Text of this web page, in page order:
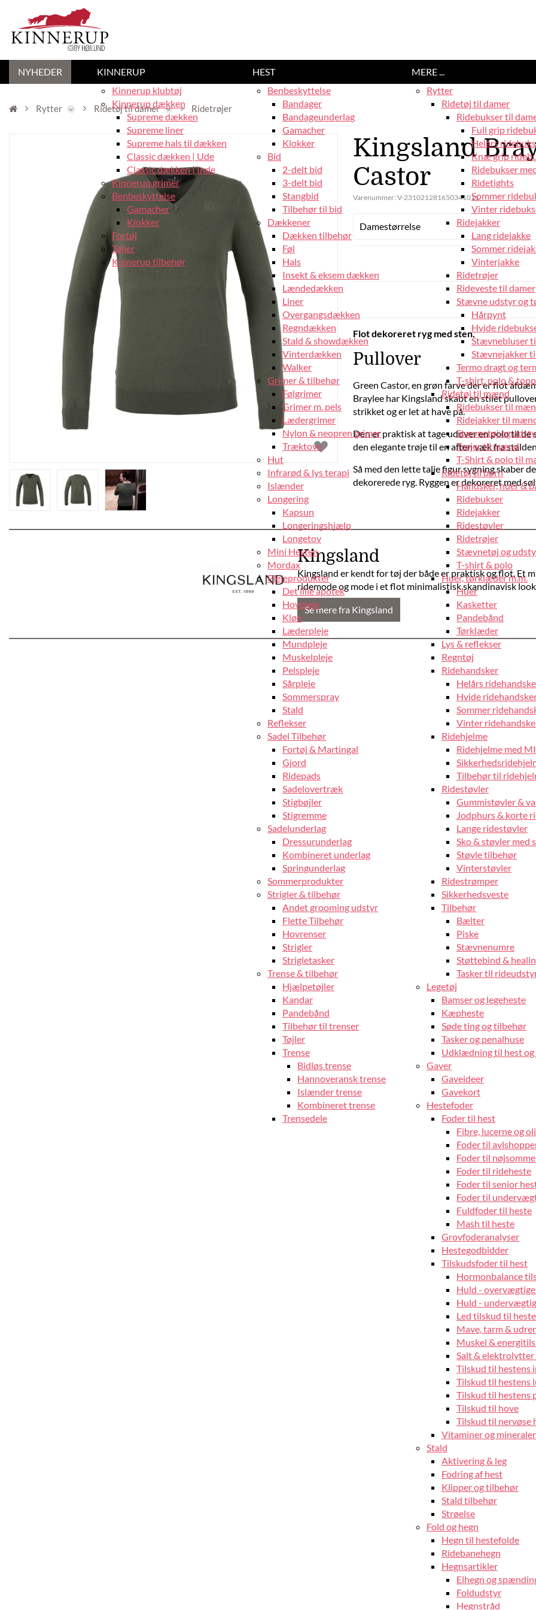
NYHEDER
KINNERUP
Kinnerup klubtøj
Kinnerup dækken
Supreme dækken
Supreme liner
Supreme hals til dækken
Classic dækken | Ude
Classic dækken | Inde
Kinnerup grimer
Benbeskyttelse
Gamacher
Klokker
Fortøj
Tøjler
Kinnerup tilbehør
HEST
Benbeskyttelse
Bandager
Bandageunderlag
Gamacher
Klokker
Bid
2-delt bid
3-delt bid
Stangbid
Tilbehør til bid
Dækkener
Dækken tilbehør
Føl
Hals
Insekt & eksem dækken
Lændedækken
Liner
Overgangsdækken
Regndækken
Stald & showdækken
Vinterdækken
Walker
Grimer & tilbehør
Følgrimer
Grimer m. pels
Lædergrimer
Nylon & neopren grimer
Træktove
Hut
Infrarød & lys terapi
Islænder
Longering
Kapsun
Longeringshjælp
Longetov
Mini Hesten
Mordax
Plejeprodukter
Det lille apotek
Hovpleje
Kløe
Læderpleje
Mundpleje
Muskelpleje
Pelspleje
Sårpleje
Sommerspray
Stald
Reflekser
Sadel Tilbehør
Fortøj & Martingal
Gjord
Ridepads
Sadelovertræk
Stigbøjler
Stigremme
Sadelunderlag
Dressurunderlag
Kombineret underlag
Springunderlag
Sommerprodukter
Strigler & tilbehør
Andet grooming udstyr
Flette Tilbehør
Hovrenser
Strigler
Strigletasker
Trense & tilbehør
Hjælpetøjler
Kandar
Pandebånd
Tilbehør til trenser
Tøjler
Trense
Bidløs trense
Hannoveransk trense
Islænder trense
Kombineret trense
Trensedele
MERE ...
Rytter
Ridetøj til damer
Ridebukser til
Full grip
Helårs
Knæ grip
Ridebukser
Ridetights
Sommer
Vinter
Ridejakker
Lang ridejakke
Sommer
Vinterjakke
Ridetrøjer
Rideveste til damer
Stævne udstyr og
Hårpynt
Hvide
Stævnebluser
Stævnejakker
Termo dragt og
T-shirt, polo &
Ridetøj til mænd
Ridebukser til
Ridejakker til
Stævnetøj og
Trøjer til mænd
T-Shirt & polo til
Ridetøj til børn
Handsker, huer &
Ridebukser
Ridejakker
Ridestøvler
Ridetrøjer
Stævnetøj og
T-shirt & polo
Huer, tørklæder m.m.
Huer
Kasketter
Pandebånd
Tørklæder
Lys & reflekser
Regntøj
Ridehandsker
Helårs
Hvide
Sommer
Vinter
Ridehjelme
Ridehjelme med
Tilbehør til
Ridestøvler
Gummistøvler &
Jodphurs & korte
Lange ridestøvler
Sko & støvler med
Støvle tilbehør
Vinterstøvler
Ridestrømper
Sikkerhedsveste
Tilbehør
Bælter
Piske
Stævnenumre
Støttebind &
Tasker til
Legetøj
Bamser og legeheste
Kæpheste
Søde ting og tilbehør
Tasker og penalhuse
Udklædning til hest
Gaver
Gaveideer
Gavekort
Hestefoder
Foder til hest
Fibre, lucerne og
Foder til
Foder til
Foder til rideheste
Foder til senior
Foder til
Fuldfoder til heste
Mash til heste
Grovfoderanalyser
Hestegodbidder
Tilskudsfoder til hest
Hormonbalance
Huld -
Huld -
Led tilskud til heste
Mave, tarm &
Muskel &
Salt &
Tilskud til hestens
Tilskud til hestens
Tilskud til hestens
Tilskud til hove
Tilskud til nervøse
Vitaminer og
Stald
Aktivering & leg
Fodring af hest
Klipper og tilbehør
Stald tilbehør
Strøelse
Fold og hegn
Hegn til hestefolde
Ridebanehegn
Hegnsartikler
Elhegn og
Foldudstyr
Hegnstråd
Rytter Ridetøj til damer Ridetrøjer
Kingsland
Castor
Varenummer: V-231021281650341011
Damestørrelse
Flot dekoreret ryg med sten.
Pullover
Green Castor, en grøn farve der er flot
Braylee har Kingsland skabt en stilet
strikket og er let at have på.
Den er praktisk at tage udover en polo til
den elegante trøje til en aften væk fra
Så med den lette talje figur sygning skaber
dekorerede ryg. Ryggen er dekoreret med
Kingsland
Kingsland er kendt for tøj der både er praktisk og flot. Et
ridemode og mode i et flot minimalistisk skandinavisk
Se mere fra Kingsland